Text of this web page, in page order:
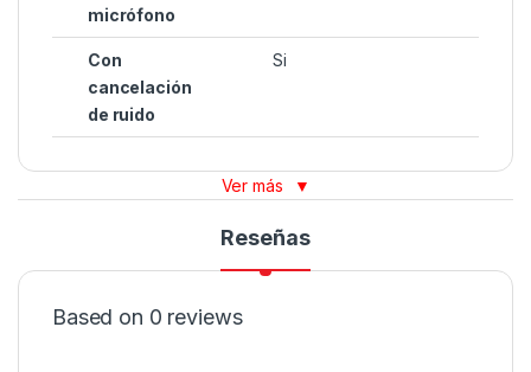
micrófono
Con
cancelación
de ruido
Si
Ver más ▼
Reseñas
Based on 0 reviews